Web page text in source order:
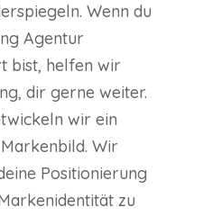
Wenn du
Agentur
bist, helfen wir
dir gerne weiter.
wir ein
Wir
Positionierung
zu